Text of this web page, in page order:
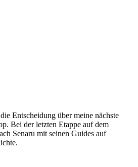
Entscheidung über meine nächste
Bei der letzten Etappe auf dem
Senaru mit seinen Guides auf